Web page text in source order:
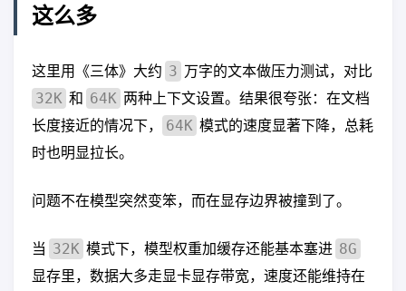
这么多
这里用《三体》大约 3 万字的文本做压力测试，对比
32K 和 64K 两种上下文设置。结果很夸张：在文档
长度接近的情况下，
64K 模式的速度显著下降，总耗
时也明显拉长。
问题不在模型突然变笨，而在显存边界被撞到了。
当 32K 模式下，模型权重加缓存还能基本塞进 8G
显存里，数据大多走显卡显存带宽，速度还能维持在